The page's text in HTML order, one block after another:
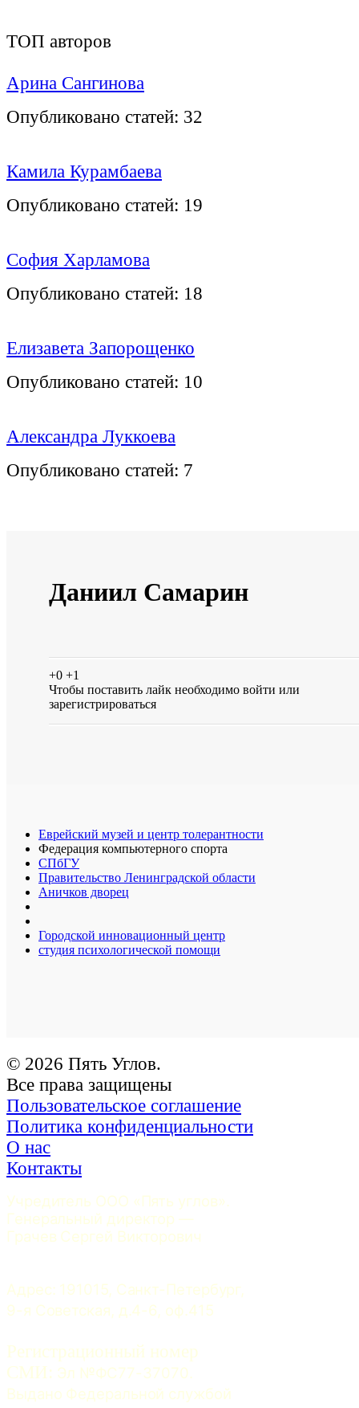
ТОП авторов
Арина Сангинова
Опубликовано статей: 32
Камила Курамбаева
Опубликовано статей: 19
София Харламова
Опубликовано статей: 18
Елизавета Запорощенко
Опубликовано статей: 10
Александра Луккоева
Опубликовано статей: 7
Даниил Самарин
+0 +1
Чтобы поставить лайк необходимо войти или
зарегистрироваться
Еврейский музей и центр толерантности
Федерация компьютерного спорта
СПбГУ
Правительство Ленинградской области
Аничков дворец
Городской инновационный центр
студия психологической помощи
© 2026 Пять Углов.
Все права защищены
Пользовательское соглашение
Политика конфиденциальности
О нас
Контакты
Учредитель ООО «Пять углов».
Генеральный директор —
Грачев Сергей Викторович
Адрес: 191015, Санкт-Петербург,
9-я Советская, д.4-6, оф.415
Регистрационный номер
СМИ: Эл №ФС77-37070.
Выдано Федеральной службой